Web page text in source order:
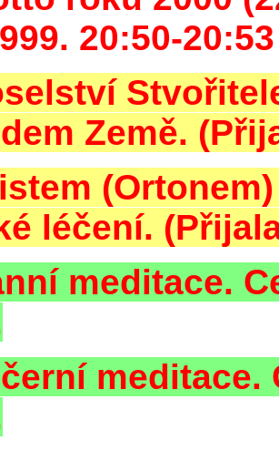
20:50-
Země.
léčení.
meditace.